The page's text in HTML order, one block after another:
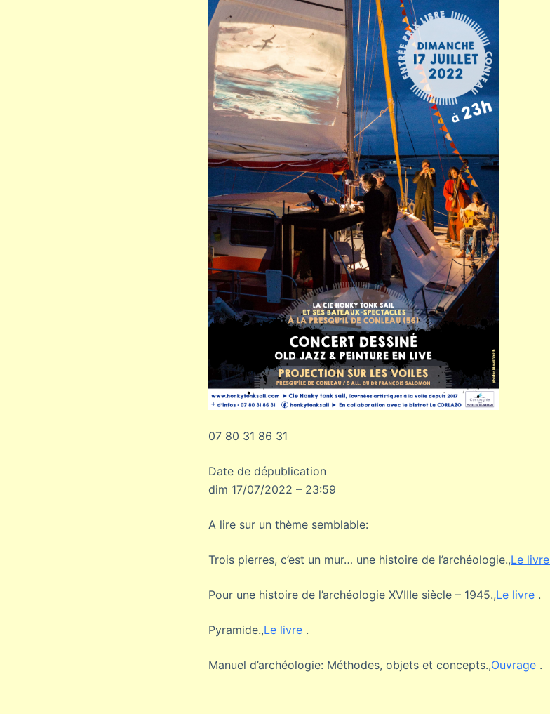
07 80 31 86 31
Date de dépublication
dim 17/07/2022 – 23:59
A lire sur un thème semblable:
Trois pierres, c’est un mur… une histoire de l’archéologie.,Le livre
Pour une histoire de l’archéologie XVIIIe siècle – 1945.,Le livre .
Pyramide.,Le livre .
Manuel d’archéologie: Méthodes, objets et concepts.,Ouvrage .